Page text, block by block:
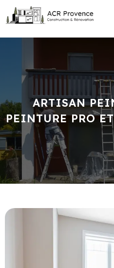
ARTISAN
PEINTURE PRO